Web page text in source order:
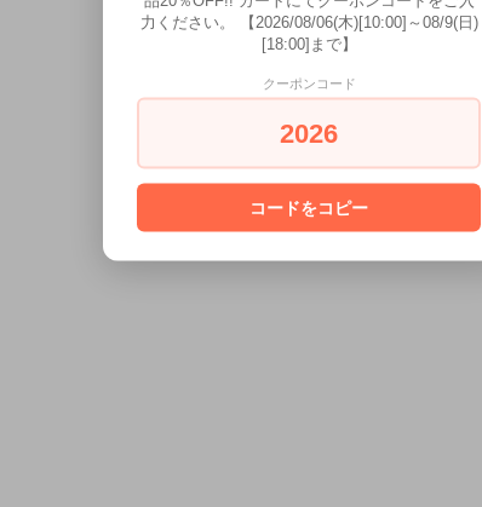
力ください。 【2026/08/06(木)[10:00]～08/9(日)
[18:00]まで】
クーポンコード
2026
コードをコピー